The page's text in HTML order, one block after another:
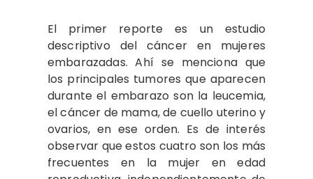
El primer reporte es un estudio
descriptivo del cáncer en mujeres
embarazadas. Ahí se menciona que
los principales tumores que aparecen
durante el embarazo son la leucemia,
el cáncer de mama, de cuello uterino y
ovarios, en ese orden. Es de interés
observar que estos cuatro son los más
frecuentes en la mujer en edad